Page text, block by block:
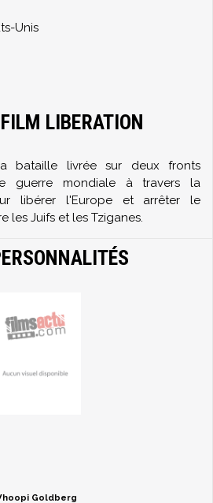
Unis
LIBERATION
bataille livrée sur deux fronts
guerre mondiale à travers la
libérer l'Europe et arrêter le
les Juifs et les Tziganes.
Goldberg